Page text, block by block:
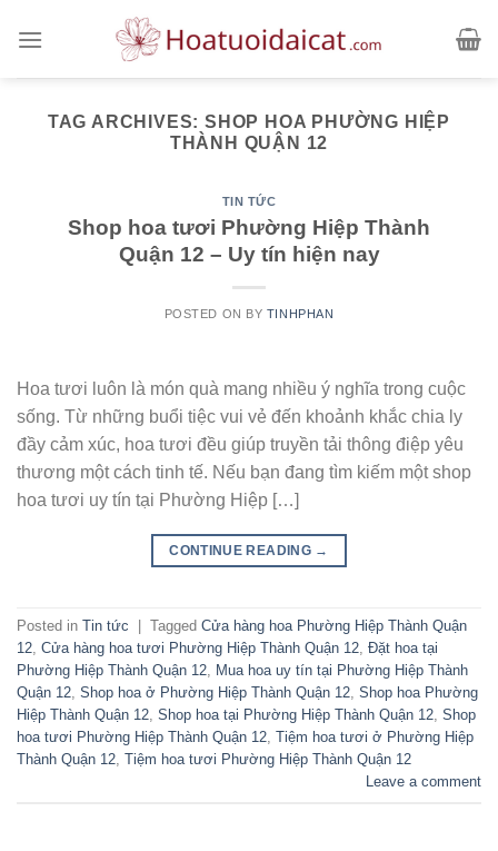
TAG ARCHIVES:SHOP HOA PHƯỜNG HIỆP
THÀNH QUẬN 12
TIN TỨC
Shop hoa tươi Phường Hiệp Thành
Quận 12 – Uy tín hiện nay
POSTED ON BY TINHPHAN
Hoa tươi luôn là món quà mang nhiều ý nghĩa trong cuộc
sống. Từ những buổi tiệc vui vẻ đến khoảnh khắc chia ly
đầy cảm xúc, hoa tươi đều giúp truyền tải thông điệp yêu
thương một cách tinh tế. Nếu bạn đang tìm kiếm một shop
hoa tươi uy tín tại Phường Hiệp […]
CONTINUE READING →
Posted in Tin tức Tagged Cửa hàng hoa Phường Hiệp Thành Quận
12 Cửa hàng hoa tươi Phường Hiệp Thành Quận 12 Đặt hoa tại
Phường Hiệp Thành Quận 12
Mua hoa uy tín tại Phường Hiệp Thành
Quận 12 Shop hoa ở Phường Hiệp Thành Quận 12 Shop hoa Phường
Hiệp Thành Quận 12 Shop hoa tại Phường Hiệp Thành Quận 12 Shop
hoa tươi Phường Hiệp Thành Quận 12 Tiệm hoa tươi ở Phường Hiệp
Thành Quận 12 Tiệm hoa tươi Phường Hiệp Thành Quận 12
Leave a comment